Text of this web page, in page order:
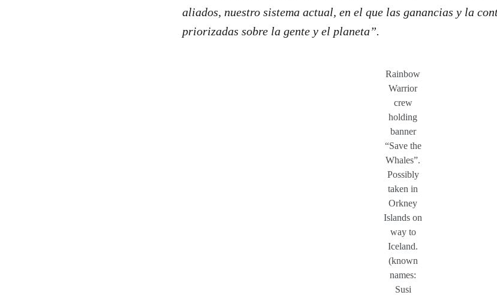
aliados, nuestro sistema actual, en el que las ganancias y la
priorizadas sobre la gente y el planeta”.
Rainbow
Warrior
crew
holding
banner
“Save the
Whales”.
Possibly
taken in
Orkney
Islands on
way to
Iceland.
(known
names:
Susi